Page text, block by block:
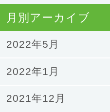
月別アーカイブ
2022年5月
2022年1月
2021年12月